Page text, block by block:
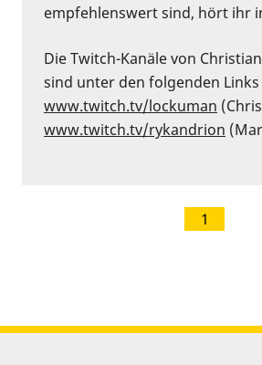
empfehlenswert sind, hört ihr
Die Twitch-Kanäle von
sind unter den folgenden
⁠www.twitch.tv/lockuman
⁠www.twitch.tv/rykandrion
1